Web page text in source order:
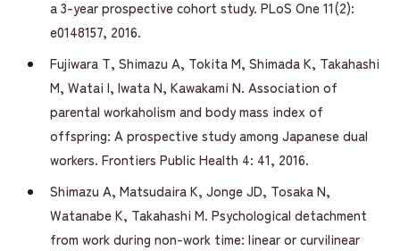
a 3-year prospective cohort study. PLoS One 11(2):
e0148157, 2016.
Fujiwara T, Shimazu A, Tokita M, Shimada K, Takahashi
M, Watai I, Iwata N, Kawakami N. Association of
parental workaholism and body mass index of
offspring: A prospective study among Japanese dual
workers. Frontiers Public Health 4: 41, 2016.
Shimazu A, Matsudaira K, Jonge JD, Tosaka N,
Watanabe K, Takahashi M. Psychological detachment
from work during non-work time: linear or curvilinear